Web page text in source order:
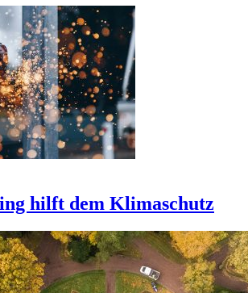
hilft dem Klimaschutz